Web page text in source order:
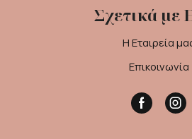
Σχετικά με
Η Εταιρεία
Επικοινωνία
Facebook